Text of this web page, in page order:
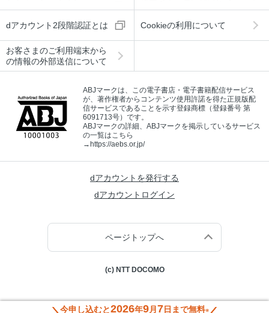
dアカウント2段階認証とは Cookieの利用について
お客さまのご利用端末から
の情報の外部送信について
ABJマークは、この電子書店・電子書籍配信サービス
が、著作権者からコンテンツ使用許諾を得た正規版配
信サービスであることを示す登録商標（登録番号 第
6091713号）です。
ABJマークの詳細、ABJマークを掲示しているサービス
の一覧はこちら
→https://aebs.or.jp/
dアカウントを発行する
dアカウントログイン
ページトップへ
(c) NTT DOCOMO
今申し込むと2026年9月 7日まで無料※